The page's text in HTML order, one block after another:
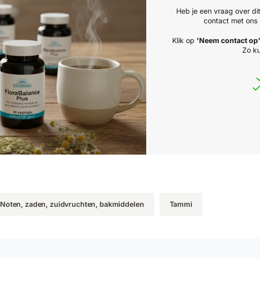
Heb je een vraag over
contact met ons
Klik op 'Neem contact op'
Zo
Noten, zaden, zuidvruchten, bakmiddelen Tammi